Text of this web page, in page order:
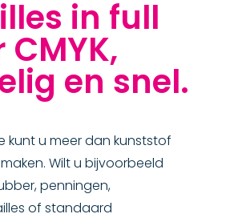
in full
en snel.
kunt u meer dan kunststof
Wilt u bijvoorbeeld
penningen,
of standaard